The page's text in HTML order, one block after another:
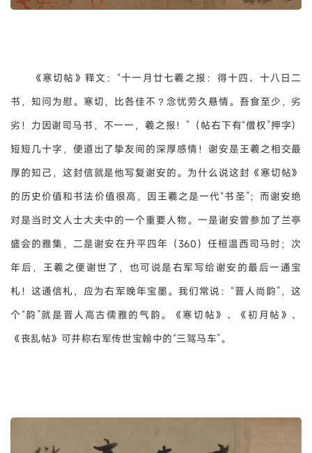
《寒切帖》释文：“十一月廿七羲之报：得十四、十八日二
书，知问为慰。寒切，比各佳不？念忧劳久悬情。吾食至少，劣
劣！力因谢司马书，不一一，羲之报！”（帖右下有“僧权”押字）
短短几十字，便道出了挚友间的深厚感情！谢安是王羲之相交最
厚的知己，这封信就是他写复谢安的。为什么说这封《寒切帖》
的历史价值和书法价值很高，因王羲之是一代“书圣”；而谢安绝
对是当时文人士大夫中的一个重要人物。一是谢安曾参加了兰亭
盛会的雅集，二是谢安在升平四年（360）任桓温西司马时；次
年后，王羲之便谢世了，也可说是右军写给谢安的最后一通宝
札！这通信札，应为右军晚年宝墨。我们常说：“晋人尚韵”，这
个“韵”就是晋人高古儒雅的气韵。《寒切帖》、《初月帖》、
《丧乱帖》可并称右军传世宝翰中的“三驾马车”。